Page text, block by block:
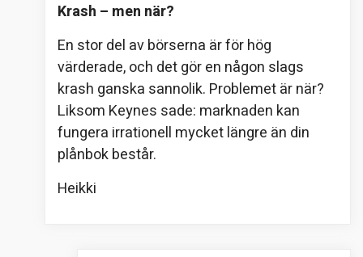
Krash – men när?
En stor del av börserna är för hög
värderade, och det gör en någon slags
krash ganska sannolik. Problemet är när?
Liksom Keynes sade: marknaden kan
fungera irrationell mycket längre än din
plånbok består.
Heikki